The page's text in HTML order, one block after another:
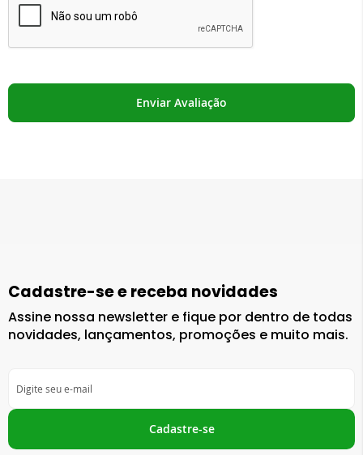
Enviar Avaliação
Cadastre-se e receba novidades
Assine nossa newsletter e fique por dentro de todas
novidades, lançamentos, promoções e muito mais.
se
na
Newsletter:
Cadastre-se